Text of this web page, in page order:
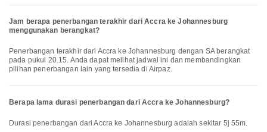
Jam berapa penerbangan terakhir dari Accra ke Johannesburg
menggunakan berangkat?
Penerbangan terakhir dari Accra ke Johannesburg dengan SA berangkat
pada pukul 20.15. Anda dapat melihat jadwal ini dan membandingkan
pilihan penerbangan lain yang tersedia di Airpaz.
Berapa lama durasi penerbangan dari Accra ke Johannesburg?
Durasi penerbangan dari Accra ke Johannesburg adalah sekitar 5j 55m.